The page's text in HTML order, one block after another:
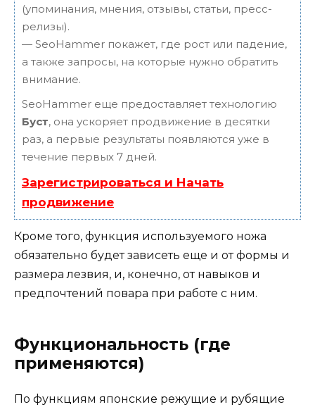
(упоминания, мнения, отзывы, статьи, пресс-
релизы).
— SeoHammer покажет, где рост или падение,
а также запросы, на которые нужно обратить
внимание.
SeoHammer еще предоставляет технологию
Буст, она ускоряет продвижение в десятки
раз, а первые результаты появляются уже в
течение первых 7 дней.
Зарегистрироваться и Начать
продвижение
Кроме того, функция используемого ножа
обязательно будет зависеть еще и от формы и
размера лезвия, и, конечно, от навыков и
предпочтений повара при работе с ним.
Функциональность (где
применяются)
По функциям японские режущие и рубящие